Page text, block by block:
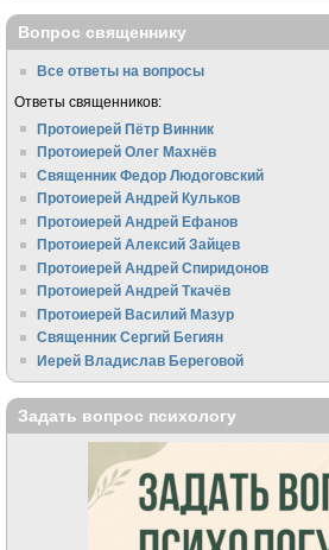
Вопрос священнику
Все ответы на вопросы
Ответы священников:
Протоиерей Пётр Винник
Протоиерей Олег Махнёв
Священник Федор Людоговский
Протоиерей Андрей Кульков
Протоиерей Андрей Ефанов
Протоиерей Алексий Зайцев
Протоиерей Андрей Спиридонов
Протоиерей Андрей Ткачёв
Протоиерей Василий Мазур
Священник Сергий Бегиян
Иерей Владислав Береговой
Задать вопрос психологу